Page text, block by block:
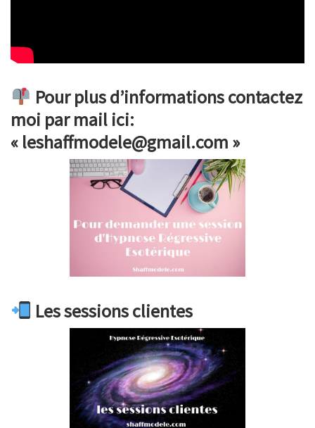
Pour plus d’informations contactez
moi par mail ici:
« leshaffmodele@gmail.com »
Les sessions clientes